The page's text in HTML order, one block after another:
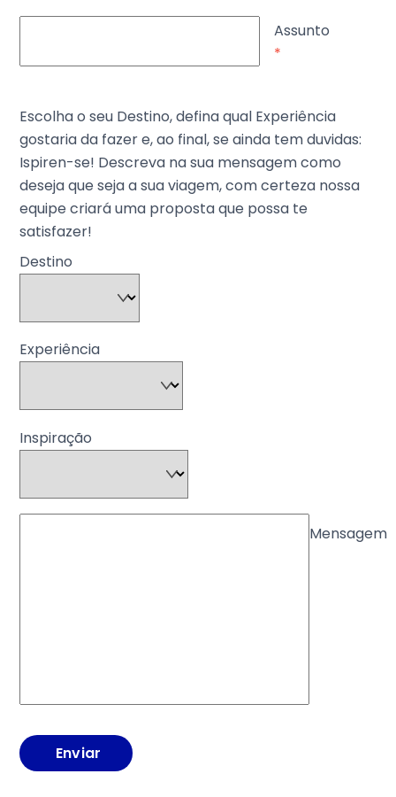
Assunto
*
Escolha o seu Destino, defina qual Experiência
gostaria da fazer e, ao final, se ainda tem duvidas:
Ispiren-se! Descreva na sua mensagem como
deseja que seja a sua viagem, com certeza nossa
equipe criará uma proposta que possa te
satisfazer!
Destino
Experiência
Inspiração
Mensagem
Enviar